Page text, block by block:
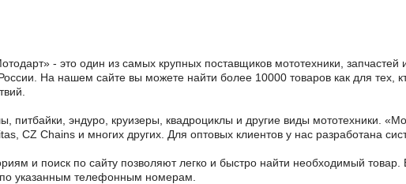
- это один из самых крупных поставщиков мототехники,
На нашем сайте вы можете найти более 10000 товаров как для тех,
питбайки, эндуро, круизеры, квадроциклы и другие виды мототехники.
CZ Chains и многих других. Для оптовых клиентов у нас разработана
и поиск по сайту позволяют легко и быстро найти необходимый
указанным телефонным номерам.